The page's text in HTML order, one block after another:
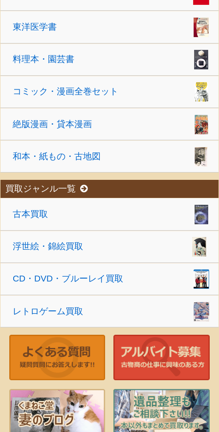
東洋医学書
料理本・園芸書
コミック・漫画全巻セット
絶版漫画・貸本漫画
和本・紙もの・古地図
買取ジャンル一覧
古本買取
浮世絵・錦絵買取
CD・DVD・ブルーレイ買取
レトロゲーム買取